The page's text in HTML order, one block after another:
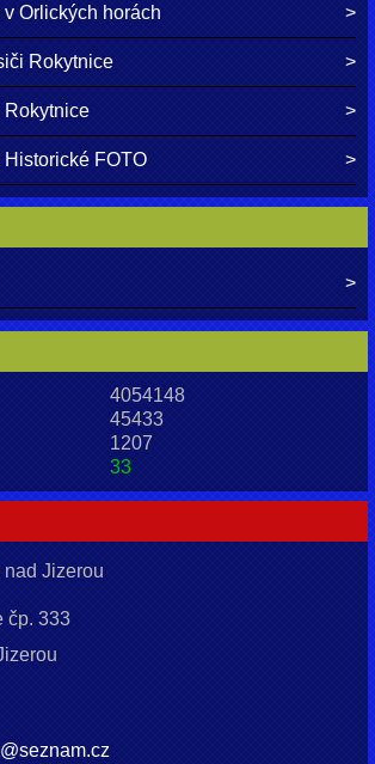
Orlických horách
Rokytnice
Rokytnice
FOTO
33
4054148
45433
1207
Jizerou
čp. 333